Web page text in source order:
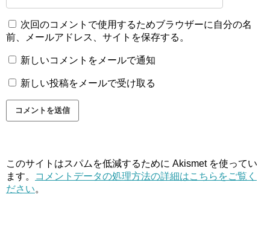
次回のコメントで使用するためブラウザーに自分の名
前、メールアドレス、サイトを保存する。
新しいコメントをメールで通知
新しい投稿をメールで受け取る
このサイトはスパムを低減するために Akismet を使ってい
ます。
コメントデータの処理方法の詳細はこちらをご覧く
ださい。